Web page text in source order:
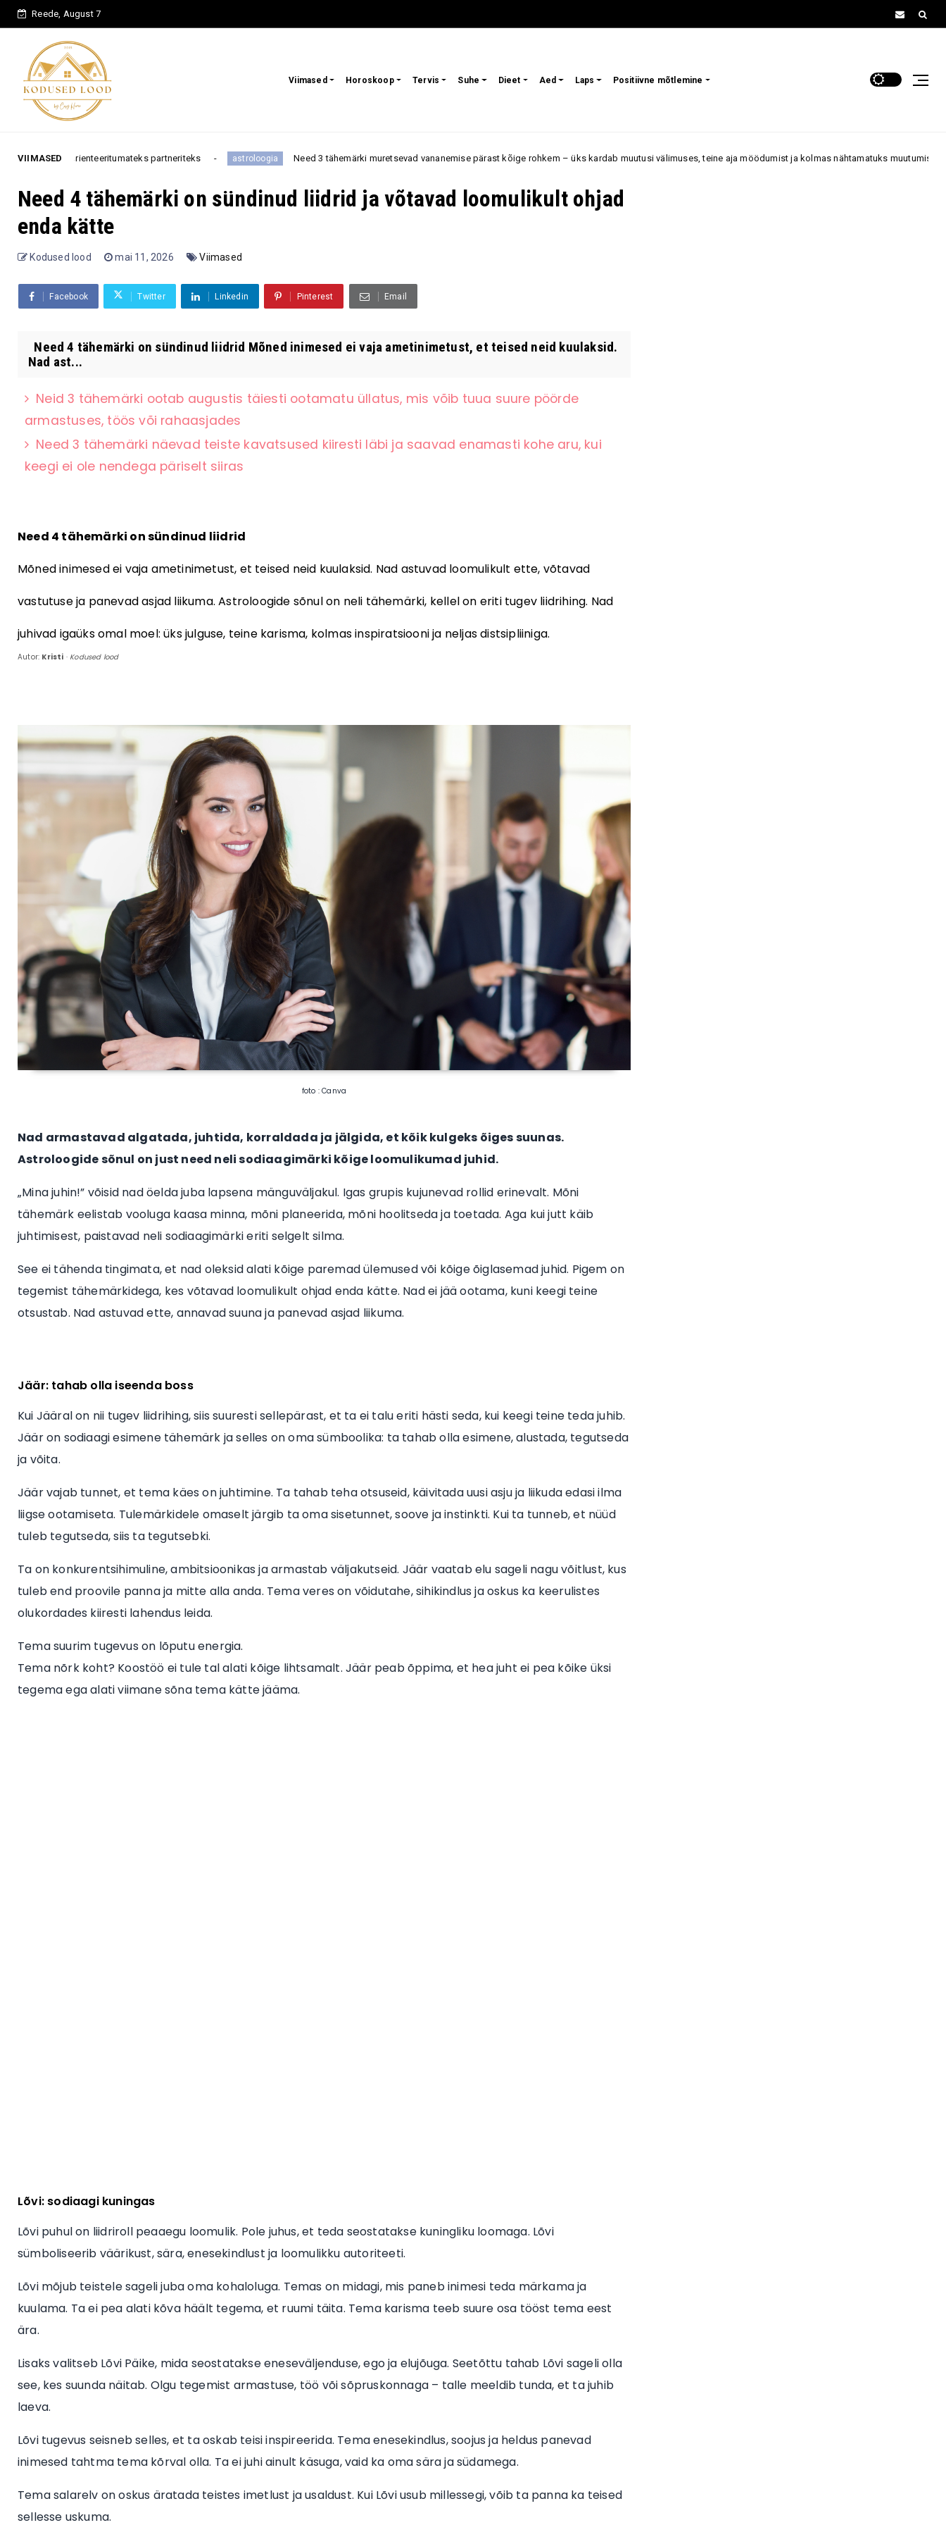
Reede, August 7
Viimased Horoskoop Tervis Suhe Dieet Aed Laps Positiivne mõtlemine
VIIMASEDpartneriteks astroloogia Need 3 tähemärki muretsevad vananemise pärast kõige rohkem – üks kardab muutusi välimuses, teine aja möödumist ja kolmas nähtamatuks muutumist 70+ „Ma olen
Need 4 tähemärki on sündinud liidrid ja võtavad loomulikult ohjad
enda kätte
Kodused lood mai 11, 2026 Viimased
Facebook Twitter Linkedin Pinterest Email
Need 4 tähemärki on sündinud liidrid Mõned inimesed ei vaja ametinimetust, et teised neid kuulaksid.
Nad ast...
Neid 3 tähemärki ootab augustis täiesti ootamatu üllatus, mis võib tuua suure pöörde
armastuses, töös või rahaasjades
Need 3 tähemärki näevad teiste kavatsused kiiresti läbi ja saavad enamasti kohe aru, kui
keegi ei ole nendega päriselt siiras
Need 4 tähemärki on sündinud liidrid
Mõned inimesed ei vaja ametinimetust, et teised neid kuulaksid. Nad astuvad loomulikult ette, võtavad
vastutuse ja panevad asjad liikuma. Astroloogide sõnul on neli tähemärki, kellel on eriti tugev liidrihing. Nad
juhivad igaüks omal moel: üks julguse, teine karisma, kolmas inspiratsiooni ja neljas distsipliiniga.
Autor: Kristi · Kodused lood
foto : Canva
Nad armastavad algatada, juhtida, korraldada ja jälgida, et kõik kulgeks õiges suunas.
Astroloogide sõnul on just need neli sodiaagimärki kõige loomulikumad juhid.
„Mina juhin!” võisid nad öelda juba lapsena mänguväljakul. Igas grupis kujunevad rollid erinevalt. Mõni
tähemärk eelistab vooluga kaasa minna, mõni planeerida, mõni hoolitseda ja toetada. Aga kui jutt käib
juhtimisest, paistavad neli sodiaagimärki eriti selgelt silma.
See ei tähenda tingimata, et nad oleksid alati kõige paremad ülemused või kõige õiglasemad juhid. Pigem on
tegemist tähemärkidega, kes võtavad loomulikult ohjad enda kätte. Nad ei jää ootama, kuni keegi teine
otsustab. Nad astuvad ette, annavad suuna ja panevad asjad liikuma.
Jäär: tahab olla iseenda boss
Kui Jääral on nii tugev liidrihing, siis suuresti sellepärast, et ta ei talu eriti hästi seda, kui keegi teine teda juhib.
Jäär on sodiaagi esimene tähemärk ja selles on oma sümboolika: ta tahab olla esimene, alustada, tegutseda
ja võita.
Jäär vajab tunnet, et tema käes on juhtimine. Ta tahab teha otsuseid, käivitada uusi asju ja liikuda edasi ilma
liigse ootamiseta. Tulemärkidele omaselt järgib ta oma sisetunnet, soove ja instinkti. Kui ta tunneb, et nüüd
tuleb tegutseda, siis ta tegutsebki.
Ta on konkurentsihimuline, ambitsioonikas ja armastab väljakutseid. Jäär vaatab elu sageli nagu võitlust, kus
tuleb end proovile panna ja mitte alla anda. Tema veres on võidutahe, sihikindlus ja oskus ka keerulistes
olukordades kiiresti lahendus leida.
Tema suurim tugevus on lõputu energia.
Tema nõrk koht? Koostöö ei tule tal alati kõige lihtsamalt. Jäär peab õppima, et hea juht ei pea kõike üksi
tegema ega alati viimane sõna tema kätte jääma.
Lõvi: sodiaagi kuningas
Lõvi puhul on liidriroll peaaegu loomulik. Pole juhus, et teda seostatakse kuningliku loomaga. Lõvi
sümboliseerib väärikust, sära, enesekindlust ja loomulikku autoriteeti.
Lõvi mõjub teistele sageli juba oma kohaloluga. Temas on midagi, mis paneb inimesi teda märkama ja
kuulama. Ta ei pea alati kõva häält tegema, et ruumi täita. Tema karisma teeb suure osa tööst tema eest
ära.
Lisaks valitseb Lõvi Päike, mida seostatakse eneseväljenduse, ego ja elujõuga. Seetõttu tahab Lõvi sageli olla
see, kes suunda näitab. Olgu tegemist armastuse, töö või sõpruskonnaga – talle meeldib tunda, et ta juhib
laeva.
Lõvi tugevus seisneb selles, et ta oskab teisi inspireerida. Tema enesekindlus, soojus ja heldus panevad
inimesed tahtma tema kõrval olla. Ta ei juhi ainult käsuga, vaid ka oma sära ja südamega.
Tema salarelv on oskus äratada teistes imetlust ja usaldust. Kui Lõvi usub millessegi, võib ta panna ka teised
sellesse uskuma.